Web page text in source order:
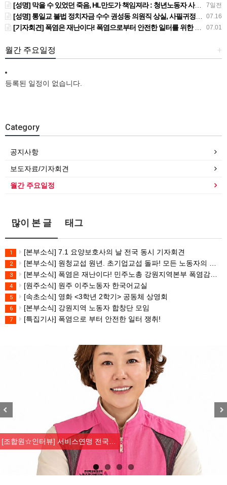
7일전
[성명] 막을 수 있었던 죽음, HL만도가 책임져라 : 청년노동자 사망사고의 철저한 진상규명과 재발방지 대책 마련하라
07.16
[성명] 통일교 불법 정치자금 수수 권성동 의원직 상실, 사필귀정이다
07.01
[기자회견] 폭염은 재난이다! 폭염으로부터 안전한 일터를 위한 민주노총 강원지역본부 폭염감시단 선포 기자회견
+
월간 주요일정
등록된 일정이 없습니다.
Category
공지사항
보도자료/기자회견
월간 주요일정
많이 본 글 태그
1 [본부소식] 7.1 요양보호사의 날 전국 동시 기자회견
2 [본부소식] 원청교섭 원년. 초기업교섭 돌파! 모든 노동자의 노동기본권 쟁취! 민주노총 7.15 총파업대회
3 [본부소식] 폭염은 재난이다! 민주노총 강원지역본부 폭염감시단 선포 기자회견
4 [원주소식] 원주 이주노동자 한국어교실
5 [속초소식] 영화 <3학년 2학기> 공동체 상영회
6 [본부소식] 강원지역 노동자 합창단 모임
7 [특집기사] 폭염으로 부터 안전한 일터 쟁취!
[조합원☆인터뷰] 서비스연맹 전국…